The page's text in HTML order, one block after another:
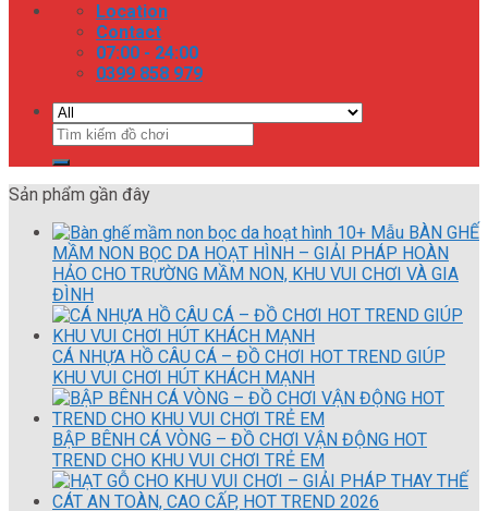
Location
Contact
07:00 - 24:00
0399 858 979
Tìm
kiếm:
Sản phẩm gần đây
10+ Mẫu BÀN GHẾ
MẦM NON BỌC DA HOẠT HÌNH – GIẢI PHÁP HOÀN
HẢO CHO TRƯỜNG MẦM NON, KHU VUI CHƠI VÀ GIA
ĐÌNH
CÁ NHỰA HỒ CÂU CÁ – ĐỒ CHƠI HOT TREND GIÚP
KHU VUI CHƠI HÚT KHÁCH MẠNH
BẬP BÊNH CÁ VÒNG – ĐỒ CHƠI VẬN ĐỘNG HOT
TREND CHO KHU VUI CHƠI TRẺ EM